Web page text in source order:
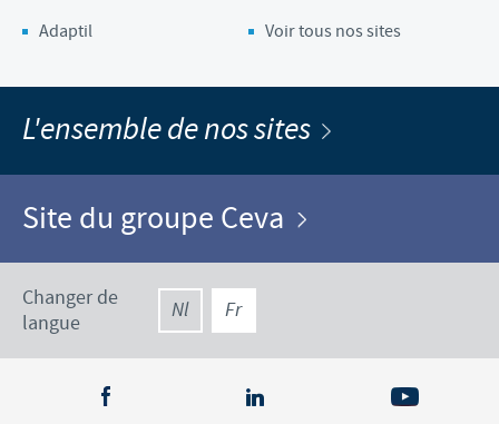
Adaptil
Voir tous nos sites
L'ensemble de nos sites
Site du groupe Ceva
Changer de
langue
Nl Fr